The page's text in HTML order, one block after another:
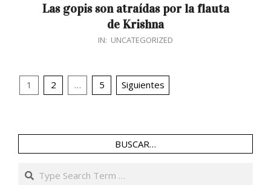
Las gopis son atraídas por la flauta
de Krishna
IN: UNCATEGORIZED
Navegación
1 2 … 5 Siguientes
BUSCAR…
Search